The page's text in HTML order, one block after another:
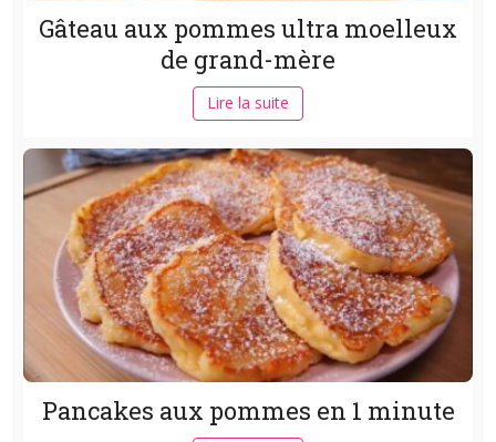
Gâteau aux pommes ultra moelleux
de grand-mère
Lire la suite
Pancakes aux pommes en 1 minute